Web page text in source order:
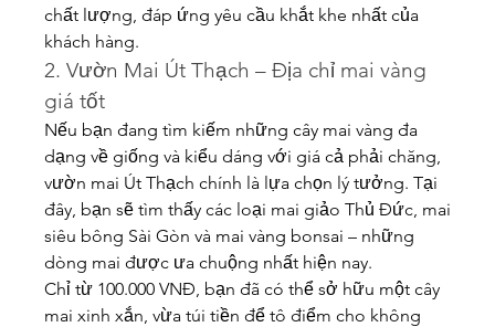
chất lượng, đáp ứng yêu cầu khắt khe nhất của
khách hàng.
2. Vườn Mai Út Thạch – Địa chỉ mai vàng
giá tốt
Nếu bạn đang tìm kiếm những cây mai vàng đa
dạng về giống và kiểu dáng với giá cả phải chăng,
vườn mai Út Thạch chính là lựa chọn lý tưởng. Tại
đây, bạn sẽ tìm thấy các loại mai giảo Thủ Đức, mai
siêu bông Sài Gòn và mai vàng bonsai – những
dòng mai được ưa chuộng nhất hiện nay.
Chỉ từ 100.000 VNĐ, bạn đã có thể sở hữu một cây
mai xinh xắn, vừa túi tiền để tô điểm cho không